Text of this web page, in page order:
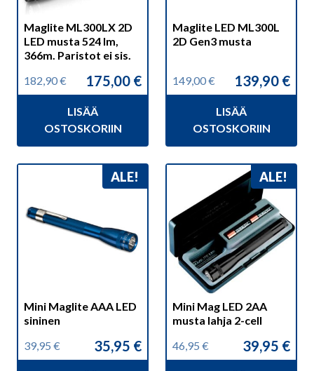
Maglite ML300LX 2D
LED musta 524 lm,
366m. Paristot ei sis.
182,90€
Alkuperäinen
hinta
182,90 €.
175,00 €
Nykyinen
hinta
175,00 €.
LISÄÄ
OSTOSKORIIN
Maglite LED ML300L
2D Gen3 musta
149,00€
Alkuperäinen
hinta
149,00 €.
139,90 €
Nykyinen
hinta
139,90 €.
LISÄÄ
OSTOSKORIIN
ALE!
Mini Maglite AAA LED
sininen
39,95 €
Alkuperäinen
hinta
35,95 €
Nykyinen
hinta
ALE!
Mini Mag LED 2AA
musta lahja 2-cell
46,95 €
Alkuperäinen
hinta
39,95 €
Nykyinen
hinta